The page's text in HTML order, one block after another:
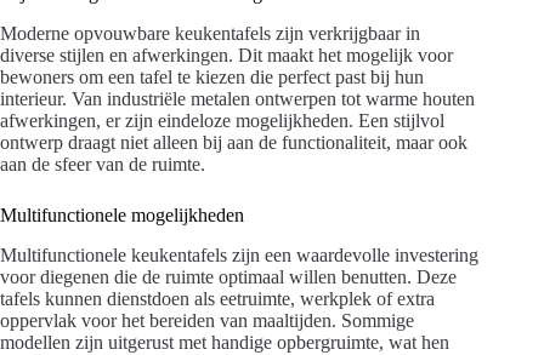
Moderne opvouwbare keukentafels zijn verkrijgbaar in
diverse stijlen en afwerkingen. Dit maakt het mogelijk voor
bewoners om een tafel te kiezen die perfect past bij hun
interieur. Van industriële metalen ontwerpen tot warme houten
afwerkingen, er zijn eindeloze mogelijkheden. Een stijlvol
ontwerp draagt niet alleen bij aan de functionaliteit, maar ook
aan de sfeer van de ruimte.
Multifunctionele mogelijkheden
Multifunctionele keukentafels zijn een waardevolle investering
voor diegenen die de ruimte optimaal willen benutten. Deze
tafels kunnen dienstdoen als eetruimte, werkplek of extra
oppervlak voor het bereiden van maaltijden. Sommige
modellen zijn uitgerust met handige opbergruimte, wat hen